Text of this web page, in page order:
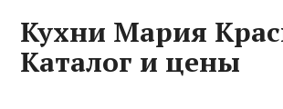
Кухни Мария
Каталог и цены